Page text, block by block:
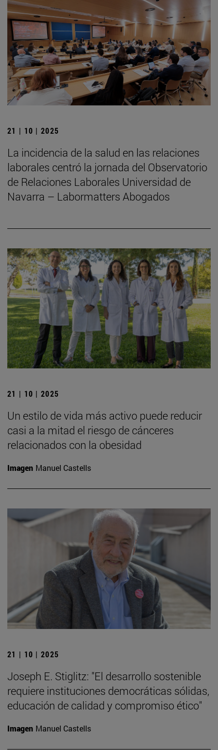
21 | 10 | 2025
La incidencia de la salud en las relaciones
laborales centró la jornada del Observatorio
de Relaciones Laborales Universidad de
Navarra – Labormatters Abogados
21 | 10 | 2025
Un estilo de vida más activo puede reducir
casi a la mitad el riesgo de cánceres
relacionados con la obesidad
Imagen Manuel Castells
21 | 10 | 2025
Joseph E. Stiglitz: "El desarrollo sostenible
requiere instituciones democráticas sólidas,
educación de calidad y compromiso ético"
Imagen Manuel Castells